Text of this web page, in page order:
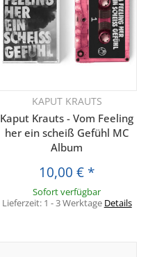
KAPUT KRAUTS
Kaput Krauts - Vom Feeling
her ein scheiß Gefühl MC
Album
10,00 € *
Sofort verfügbar
Lieferzeit: 1 - 3 Werktage Details